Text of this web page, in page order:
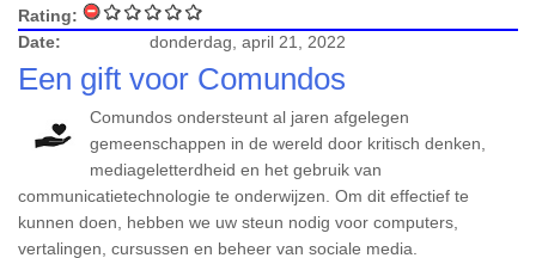
Rating:
Date:
donderdag, april 21, 2022
Een gift voor Comundos
Comundos ondersteunt al jaren afgelegen
gemeenschappen in de wereld door kritisch denken,
mediageletterdheid en het gebruik van
communicatietechnologie te onderwijzen. Om dit effectief te
kunnen doen, hebben we uw steun nodig voor computers,
vertalingen, cursussen en beheer van sociale media.